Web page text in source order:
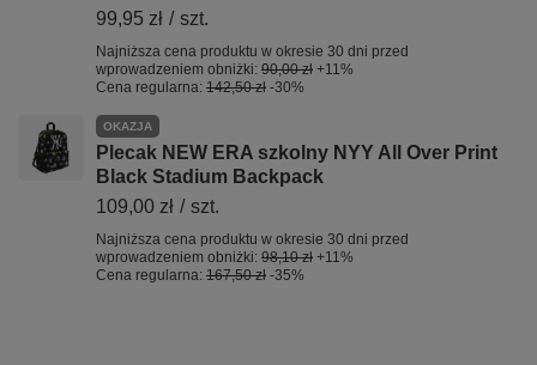
99,95 zł / szt.
Najniższa cena produktu w okresie 30 dni przed
wprowadzeniem obniżki: 90,00 zł +11%
Cena regularna: 142,50 zł -30%
OKAZJA
Plecak NEW ERA szkolny NYY All Over Print
Black Stadium Backpack
109,00 zł / szt.
Najniższa cena produktu w okresie 30 dni przed
wprowadzeniem obniżki: 98,10 zł +11%
Cena regularna: 167,50 zł -35%